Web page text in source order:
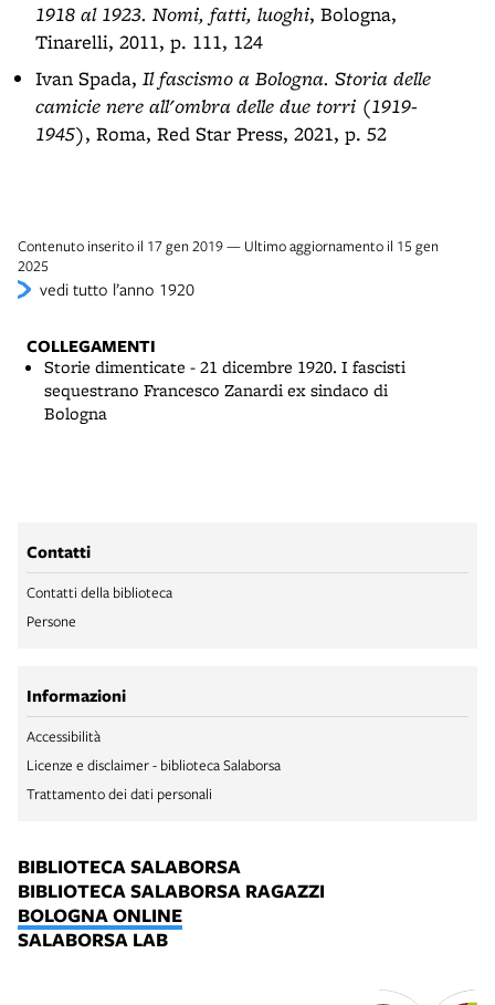
1918 al 1923. Nomi, fatti, luoghi, Bologna,
Tinarelli, 2011, p. 111, 124
Ivan Spada, Il fascismo a Bologna. Storia delle
camicie nere all'ombra delle due torri (1919-
1945), Roma, Red Star Press, 2021, p. 52
Contenuto inserito il 17 gen 2019 — Ultimo aggiornamento il 15 gen
2025
vedi tutto l’anno 1920
COLLEGAMENTI
Storie dimenticate - 21 dicembre 1920. I fascisti
sequestrano Francesco Zanardi ex sindaco di
Bologna
Contatti
Contatti della biblioteca
Persone
Informazioni
Accessibilità
Licenze e disclaimer - biblioteca Salaborsa
Trattamento dei dati personali
BIBLIOTECA SALABORSA
BIBLIOTECA SALABORSA RAGAZZI
BOLOGNA ONLINE
SALABORSA LAB